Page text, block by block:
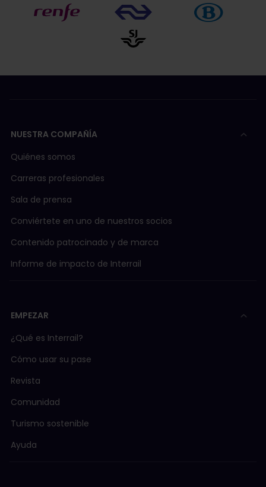
NUESTRA COMPAÑÍA
Quiénes somos
Carreras profesionales
Sala de prensa
Conviértete en uno de nuestros socios
Contenido patrocinado y de marca
Informe de impacto de Interrail
EMPEZAR
¿Qué es Interrail?
Cómo usar su pase
Revista
Comunidad
Turismo sostenible
Ayuda